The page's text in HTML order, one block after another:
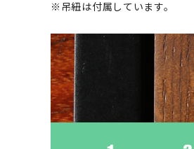
※吊紐は付属しています。